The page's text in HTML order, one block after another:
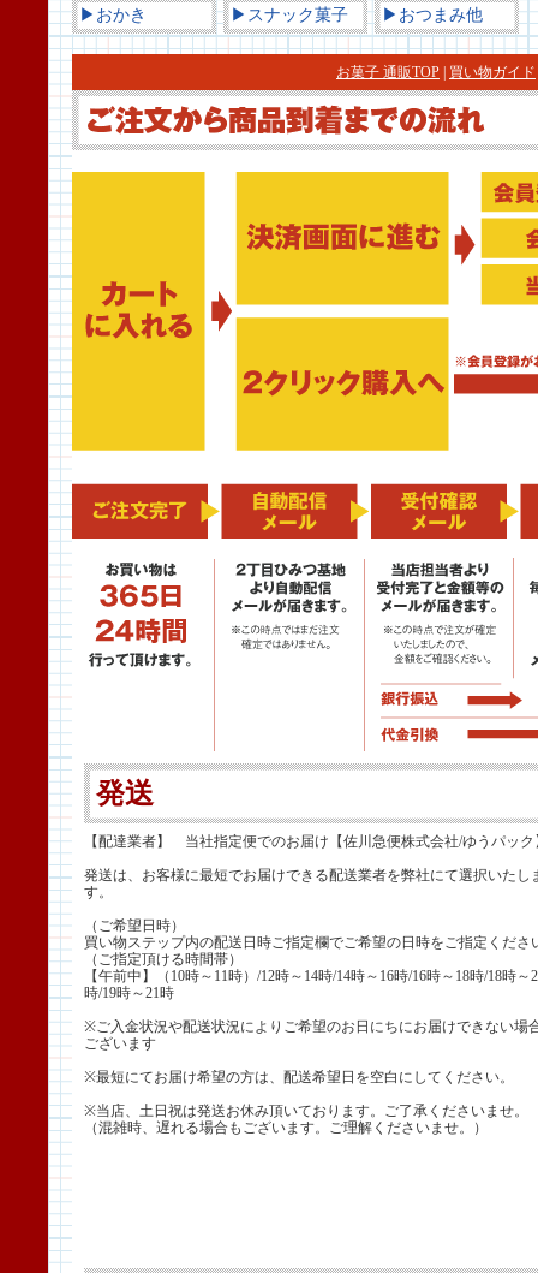
▶おかき ▶スナック菓子 ▶おつまみ他
お菓子 通販TOP 買い物ガイド
発送
【配達業者】 当社指定便でのお届け【佐川急便株式会社/ゆうパック
発送は、お客様に最短でお届けできる配送業者を弊社にて選択いたし
す。
（ご希望日時）
買い物ステップ内の配送日時ご指定欄でご希望の日時をご指定くださ
（ご指定頂ける時間帯）
【午前中】（10時～11時）/12時～14時/14時～16時/16時～18時/18時～
時/19時～21時
※ご入金状況や配送状況によりご希望のお日にちにお届けできない場
ございます
※最短にてお届け希望の方は、配送希望日を空白にしてください。
※当店、土日祝は発送お休み頂いております。ご了承くださいませ。
（混雑時、遅れる場合もございます。ご理解くださいませ。）